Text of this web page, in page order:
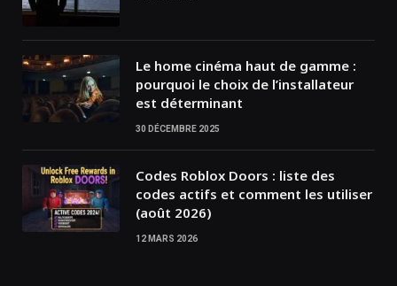
Le home cinéma haut de gamme :
pourquoi le choix de l’installateur
est déterminant
30 DÉCEMBRE 2025
Codes Roblox Doors : liste des
codes actifs et comment les utiliser
(août 2026)
12 MARS 2026